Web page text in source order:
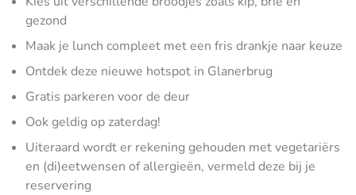
gezond
Maak je lunch compleet met een fris drankje naar keuze
Ontdek deze nieuwe hotspot in Glanerbrug
Gratis parkeren voor de deur
Ook geldig op zaterdag!
Uiteraard wordt er rekening gehouden met vegetariërs
en (di)eetwensen of allergieën, vermeld deze bij je
reservering